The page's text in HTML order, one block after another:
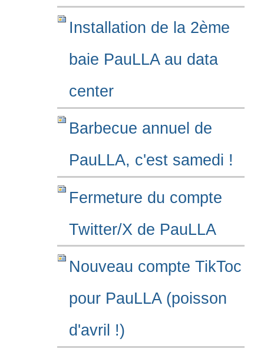
Installation de la 2ème
baie PauLLA au data
center
Barbecue annuel de
PauLLA, c'est samedi !
Fermeture du compte
Twitter/X de PauLLA
Nouveau compte TikToc
pour PauLLA (poisson
d'avril !)